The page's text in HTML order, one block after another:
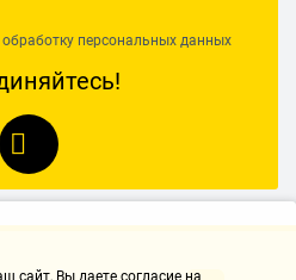
персональных данных
cайт, Вы даете согласие на